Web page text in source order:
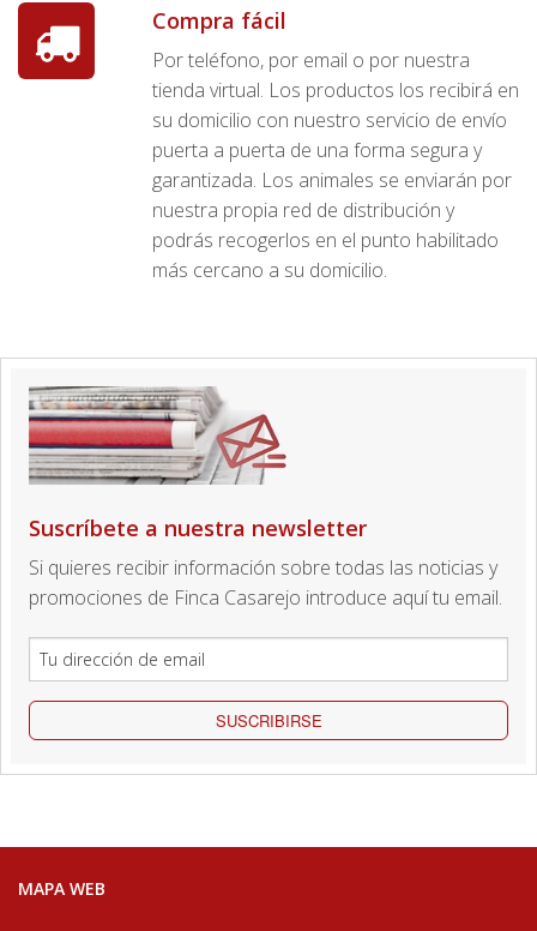
Compra fácil
Por teléfono, por email o por nuestra
tienda virtual. Los productos los recibirá en
su domicilio con nuestro servicio de envío
puerta a puerta de una forma segura y
garantizada. Los animales se enviarán por
nuestra propia red de distribución y
podrás recogerlos en el punto habilitado
más cercano a su domicilio.
Suscríbete a nuestra newsletter
Si quieres recibir información sobre todas las noticias y
promociones de Finca Casarejo introduce aquí tu email.
SUSCRIBIRSE
MAPA WEB